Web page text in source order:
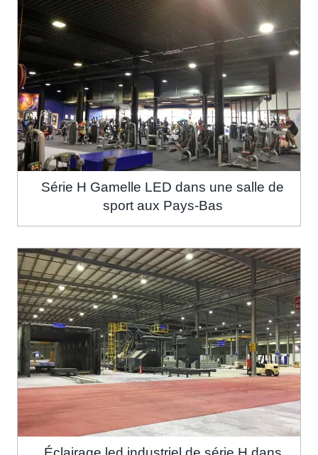
Série H Gamelle LED dans une salle de
sport aux Pays-Bas